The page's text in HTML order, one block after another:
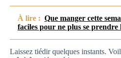
À lire : Que manger cette
faciles pour ne plus se prendre
Laissez tiédir quelques instants.